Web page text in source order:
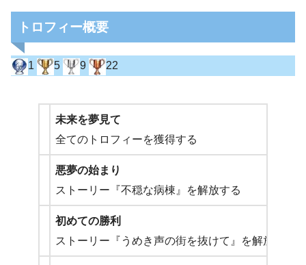
トロフィー概要
1 5 9 22
未来を夢見て
全てのトロフィーを獲得する
悪夢の始まり
ストーリー『不穏な病棟』を解放する
初めての勝利
ストーリー『うめき声の街を抜けて』を解放する